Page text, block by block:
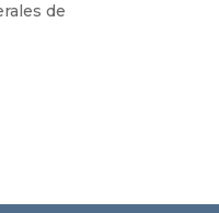
de